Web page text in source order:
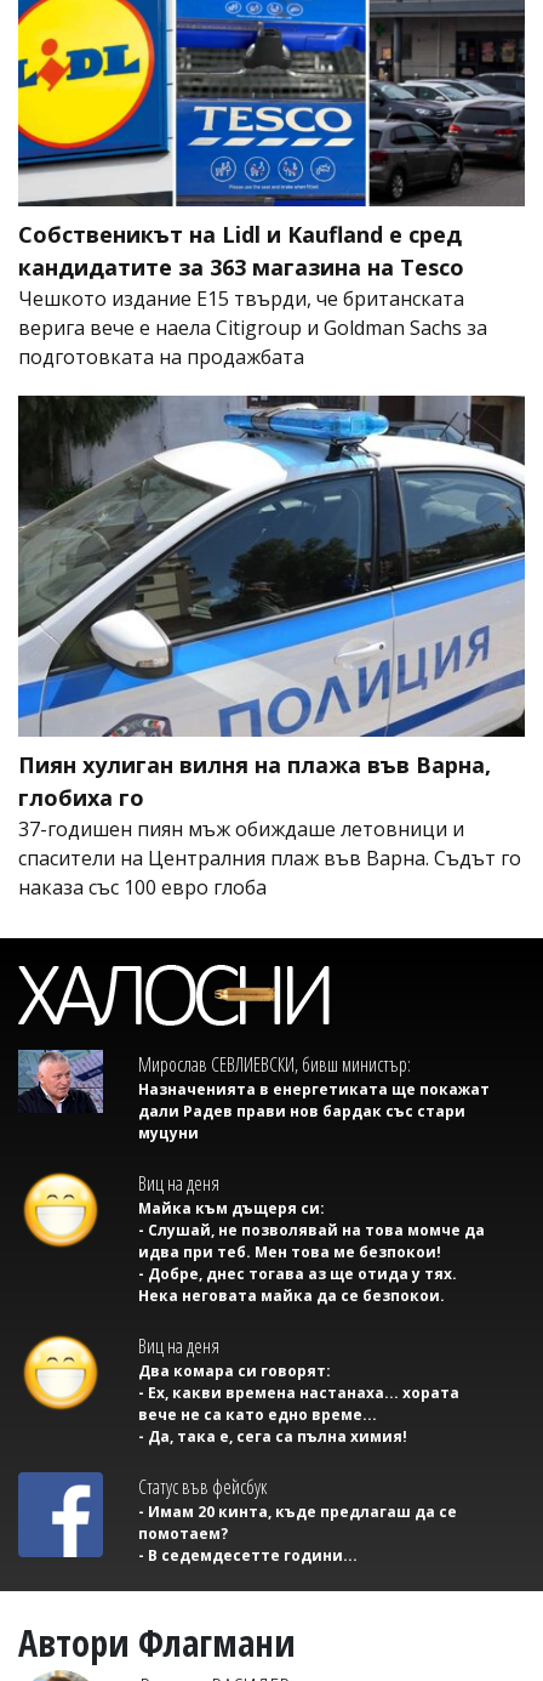
Собственикът на Lidl и Kaufland е сред
кандидатите за 363 магазина на Tesco
Чешкото издание E15 твърди, че британската
верига вече е наела Citigroup и Goldman Sachs за
подготовката на продажбата
Пиян хулиган вилня на плажа във Варна,
глобиха го
37-годишен пиян мъж обиждаше летовници и
спасители на Централния плаж във Варна. Съдът го
наказа със 100 евро глоба
Мирослав СЕВЛИЕВСКИ, бивш министър:
Назначенията в енергетиката ще покажат
дали Радев прави нов бардак със стари
муцуни
Виц на деня
Майка към дъщеря си:
- Слушай, не позволявай на това момче да
идва при теб. Мен това ме безпокои!
- Добре, днес тогава аз ще отида у тях.
Нека неговата майка да се безпокои.
Виц на деня
Два комара си говорят:
- Ех, какви времена настанаха... хората
вече не са като едно време...
- Да, така е, сега са пълна химия!
Статус във фейсбук
- Имам 20 кинта, къде предлагаш да се
помотаем?
- В седемдесетте години...
Автори Флагмани